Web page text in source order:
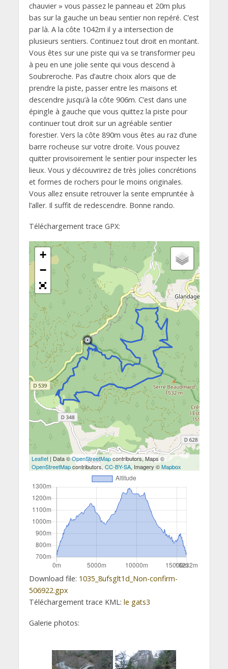
chauvier » vous passez le panneau et 20m plus
bas sur la gauche un beau sentier non repéré. C’est
par là. A la côte 1042m il y a intersection de
plusieurs sentiers. Continuez tout droit en montant.
Vous êtes sur une piste qui va se transformer peu
à peu en une jolie sente qui vous descend à
Soubreroche. Pas d’autre choix alors que de
prendre la piste, passer entre les maisons et
descendre jusqu’à la côte 906m. C’est dans une
épingle à gauche que vous quittez la piste pour
continuer tout droit sur un agréable sentier
forestier. Vers la côte 890m vous êtes au raz d’une
barre rocheuse sur votre droite. Vous pouvez
quitter provisoirement le sentier pour inspecter les
lieux. Vous y découvrirez de très jolies concrétions
et formes de rochers pour le moins originales.
Vous allez ensuite retrouver la sente empruntée à
l’aller. Il suffit de redescendre. Bonne rando.
Téléchargement trace GPX:
+
−
Leaflet| Data ©OpenStreetMapcontributors, Maps ©
OpenStreetMapcontributors, CC-BY-SA, Imagery ©Mapbox
Download file: 1035_8ufsglt1d_Non-confirm-
506922.gpx
Téléchargement trace KML: le gats3
Galerie photos: